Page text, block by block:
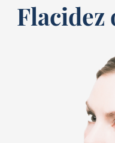
Homem
Flacidez